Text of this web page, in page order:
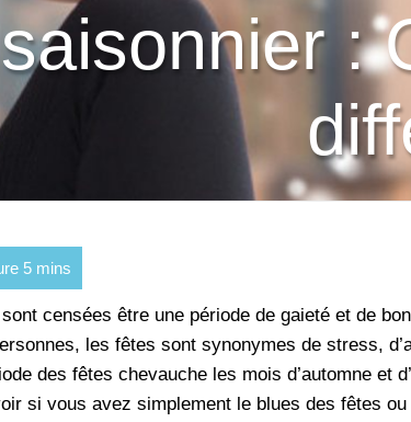
saisonnier :
censées être une période de gaieté et de
les fêtes sont synonymes de stress,
des fêtes chevauche les mois d’automne et
si vous avez simplement le blues des fêtes